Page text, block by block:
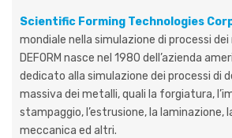
Scientific Forming Technologies
mondiale nella simulazione di processi
DEFORM nasce nel 1980 dell’azienda
dedicato alla simulazione dei processi di
massiva dei metalli, quali la forgiatura,
stampaggio, l’estrusione, la laminazione,
meccanica ed altri.